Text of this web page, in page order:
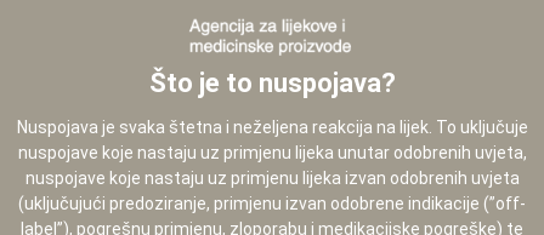
Što je to nuspojava?
Nuspojava je svaka štetna i neželjena reakcija na lijek. To uključuje
nuspojave koje nastaju uz primjenu lijeka unutar odobrenih uvjeta,
nuspojave koje nastaju uz primjenu lijeka izvan odobrenih uvjeta
(uključujući predoziranje, primjenu izvan odobrene indikacije (”off-
label”), pogrešnu primjenu, zloporabu i medikacijske pogreške) te